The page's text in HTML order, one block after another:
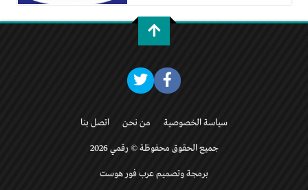
سياسة الخصوصية من نحن اتصل بنا
جميع الحقوق محفوظة © رقمي 2026
برمجة وتصميم عرب فور هوست